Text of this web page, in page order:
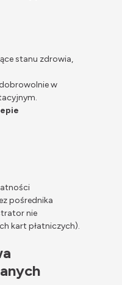
stanu zdrowia,
w
pośrednika
nie
kart płatniczych).